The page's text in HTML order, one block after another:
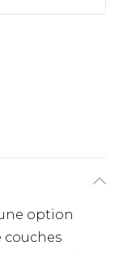
option
couches